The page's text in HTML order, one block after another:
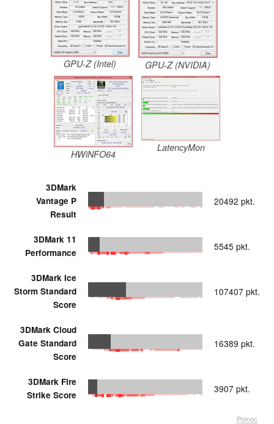
GPU-Z (Intel) GPU-Z (NVIDIA)
HWiNFO64
LatencyMon
3DMark
Vantage P
Result
20492 pkt.
3DMark 11
Performance
5545 pkt.
3DMark Ice
Storm Standard
Score
107407 pkt.
3DMark Cloud
Gate Standard
Score
16389 pkt.
3DMark Fire
Strike Score
3907 pkt.
Pomoc